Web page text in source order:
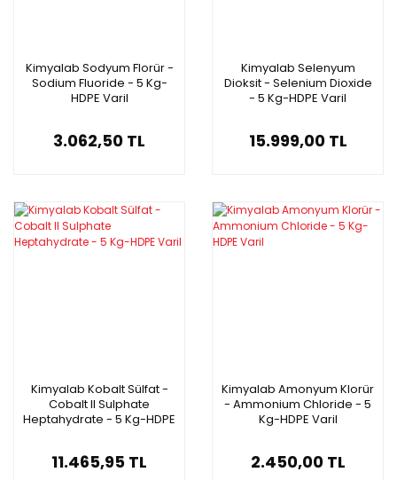
Kimyalab Sodyum Florür -
Sodium Fluoride - 5 Kg-
HDPE Varil
3.062,50 TL
Kimyalab Selenyum
Dioksit - Selenium Dioxide
- 5 Kg-HDPE Varil
15.999,00 TL
Kimyalab Kobalt Sülfat -
Cobalt II Sulphate
Heptahydrate - 5 Kg-HDPE
11.465,95 TL
Kimyalab Amonyum Klorür
- Ammonium Chloride - 5
Kg-HDPE Varil
2.450,00 TL